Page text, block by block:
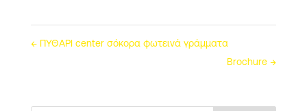
←ΠΥΘΑΡΙ center σόκορα φωτεινά γράμματα
Brochure→